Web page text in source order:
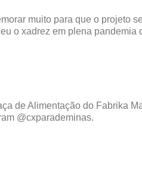
muito para que o projeto
o xadrez em plena
de Alimentação do Fabrika
@cxparademinas.